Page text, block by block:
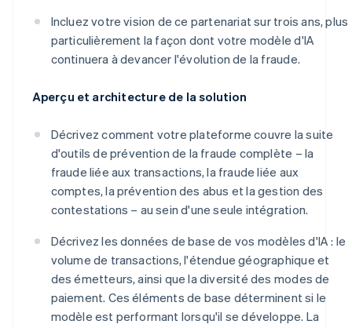
Incluez votre vision de ce partenariat sur trois ans, plus
particulièrement la façon dont votre modèle d'IA
continuera à devancer l'évolution de la fraude.
Aperçu et architecture de la solution
Décrivez comment votre plateforme couvre la suite
d'outils de prévention de la fraude complète – la
fraude liée aux transactions, la fraude liée aux
comptes, la prévention des abus et la gestion des
contestations – au sein d'une seule intégration.
Décrivez les données de base de vos modèles d'IA : le
volume de transactions, l'étendue géographique et
des émetteurs, ainsi que la diversité des modes de
paiement. Ces éléments de base déterminent si le
modèle est performant lorsqu'il se développe. La